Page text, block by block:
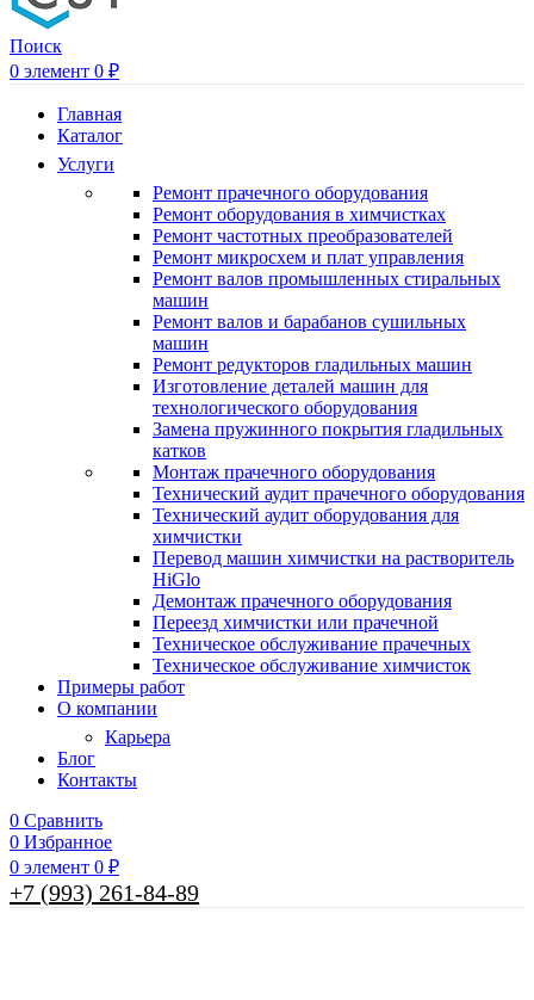
Поиск
0 элемент 0 ₽
Главная
Каталог
Услуги
Ремонт прачечного оборудования
Ремонт оборудования в химчистках
Ремонт частотных преобразователей
Ремонт микросхем и плат управления
Ремонт валов промышленных стиральных
машин
Ремонт валов и барабанов сушильных
машин
Ремонт редукторов гладильных машин
Изготовление деталей машин для
технологического оборудования
Замена пружинного покрытия гладильных
катков
Монтаж прачечного оборудования
Технический аудит прачечного оборудования
Технический аудит оборудования для
химчистки
Перевод машин химчистки на растворитель
HiGlo
Демонтаж прачечного оборудования
Переезд химчистки или прачечной
Техническое обслуживание прачечных
Техническое обслуживание химчисток
Примеры работ
О компании
Карьера
Блог
Контакты
0 Сравнить
0 Избранное
0 элемент 0 ₽
+7 (993) 261-84-89